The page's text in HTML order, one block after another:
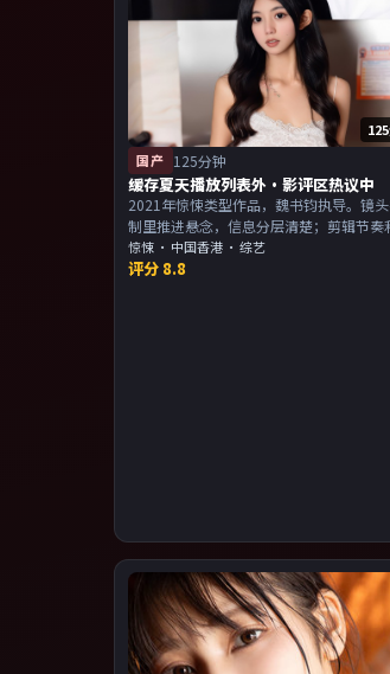
国产 125分钟
缓存夏天播放列表外·影评区热议中
2021年惊悚类型作品，魏书钧执导。镜
制里推进悬念，信息分层清楚；剪辑节奏
落，观感顺滑。主演以演技派为主，适合
强叙事与人物关系的观众加入片单。
惊悚 · 中国香港 · 综艺
评分 8.8